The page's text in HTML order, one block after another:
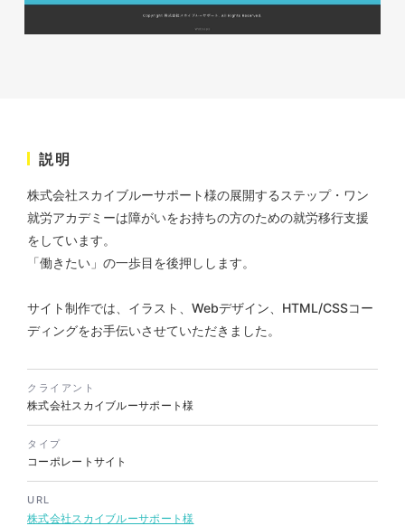
#HTML/CSSコーディング
フレット
んぬいぐるみ
イラスト・キャラクター
#イラスト
#エコ・環境
#ぬいぐるみ
説明
株式会社スカイブルーサポート様の展開するステップ・ワン
就労アカデミーは障がいをお持ちの方のための就労移行支援
をしています。
「働きたい」の一歩目を後押しします。
サイト制作では、イラスト、Webデザイン、HTML/CSSコー
ディングをお手伝いさせていただきました。
クライアント
株式会社スカイブルーサポート様
タイプ
コーポレートサイト
URL
株式会社スカイブルーサポート様